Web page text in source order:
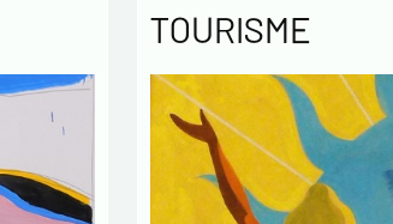
TOURISME